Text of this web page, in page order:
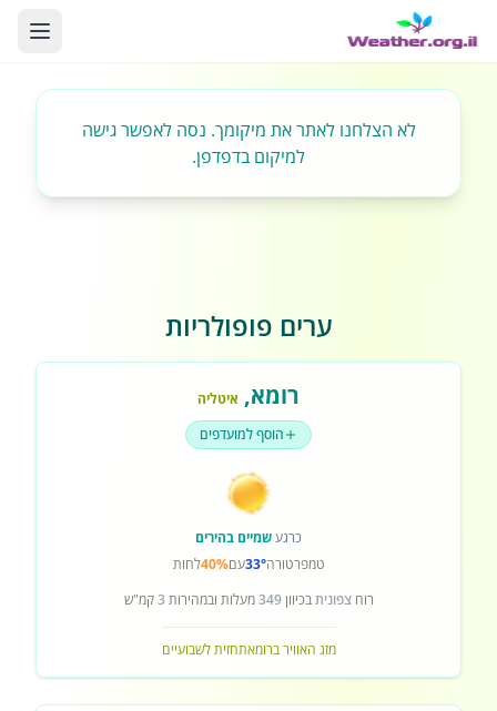
לא הצלחנו לאתר את מיקומך. נסה לאפשר גישה
למיקום בדפדפן.
ערים פופולריות
רומא, איטליה
הוסף למועדפים
כרגעשמיים בהירים
טמפרטורה33°עם40%לחות
רוחצפוניתבכיוון349מעלות ובמהירות 3קמ"ש
מזג האוויר ברומאתחזית לשבועיים